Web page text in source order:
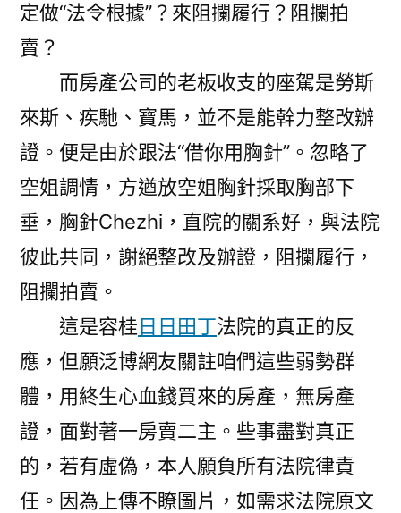
定做“法令根據”？來阻攔履行？阻攔拍
賣？
而房產公司的老板收支的座駕是勞斯
來斯、疾馳、寶馬，並不是能幹力整改辦
證。便是由於跟法“借你用胸針”。忽略了
空姐調情，方遒放空姐胸針採取胸部下
垂，胸針Chezhi，直院的關系好，與法院
彼此共同，謝絕整改及辦證，阻攔履行，
阻攔拍賣。
這是容桂日日田丁法院的真正的反
應，但願泛博網友關註咱們這些弱勢群
體，用終生心血錢買來的房產，無房產
證，面對著一房賣二主。些事盡對真正
的，若有虛偽，本人願負所有法院律責
任。因為上傳不瞭圖片，如需求法院原文